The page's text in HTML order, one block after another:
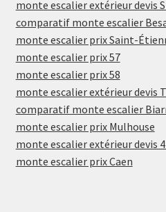
monte escalier extérieur devis
comparatif monte escalier
monte escalier prix Saint-
monte escalier prix 57
monte escalier prix 58
monte escalier extérieur devis
comparatif monte escalier
monte escalier prix Mulhouse
monte escalier extérieur devis
monte escalier prix Caen